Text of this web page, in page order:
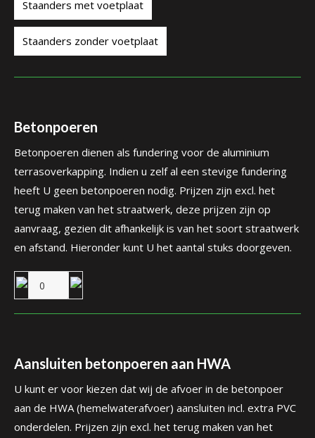
Staanders met voetplaat
Staanders zonder voetplaat
Betonpoeren
Betonpoeren dienen als fundering voor de aluminium
terrasoverkapping. Indien u zelf al een stevige fundering
heeft U geen betonpoeren nodig. Prijzen zijn excl. het
terug maken van het straatwerk, deze prijzen zijn op
aanvraag, gezien dit afhankelijk is van het soort straatwerk
en afstand. Hieronder kunt U het aantal stuks doorgeven.
Aansluiten betonpoeren aan HWA
U kunt er voor kiezen dat wij de afvoer in de betonpoer
aan de HWA (hemelwaterafvoer) aansluiten incl. extra PVC
onderdelen. Prijzen zijn excl. het terug maken van het